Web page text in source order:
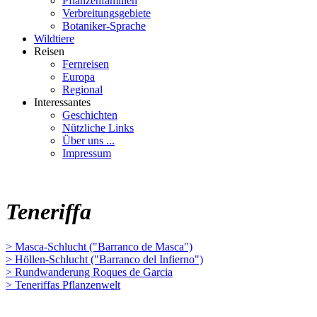
Verbreitungsgebiete
Botaniker-Sprache
Wildtiere
Reisen
Fernreisen
Europa
Regional
Interessantes
Geschichten
Nützliche Links
Über uns ...
Impressum
Teneriffa
> Masca-Schlucht ("Barranco de Masca")
> Höllen-Schlucht ("Barranco del Infierno")
> Rundwanderung Roques de Garcia
> Teneriffas Pflanzenwelt